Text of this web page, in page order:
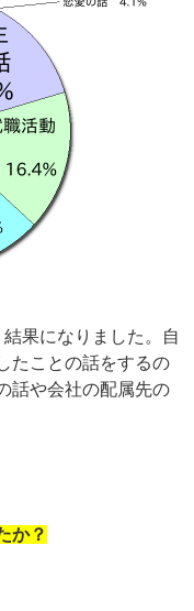
果になりました。自
たことの話をするの
話や会社の配属先の
か？